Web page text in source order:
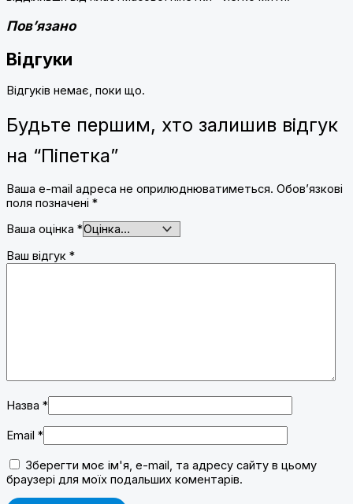
Пов’язано
Відгуки
Відгуків немає, поки що.
Будьте першим, хто залишив відгук
на “Піпетка”
Ваша e-mail адреса не оприлюднюватиметься. Обов’язкові
поля позначені *
Ваша оцінка *
Ваш відгук *
Назва *
Email *
Зберегти моє ім'я, e-mail, та адресу сайту в цьому
браузері для моїх подальших коментарів.